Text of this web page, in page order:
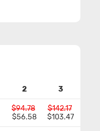
2 3
$94.78
$56.58
$142.17
$103.47